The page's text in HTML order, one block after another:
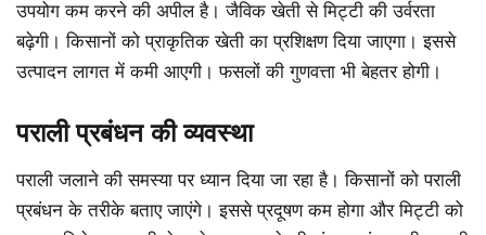
उपयोग कम करने की अपील है। जैविक खेती से मिट्टी की उर्वरता
बढ़ेगी। किसानों को प्राकृतिक खेती का प्रशिक्षण दिया जाएगा। इससे
उत्पादन लागत में कमी आएगी। फसलों की गुणवत्ता भी बेहतर होगी।
पराली प्रबंधन की व्यवस्था
पराली जलाने की समस्या पर ध्यान दिया जा रहा है। किसानों को पराली
प्रबंधन के तरीके बताए जाएंगे। इससे प्रदूषण कम होगा और मिट्टी को